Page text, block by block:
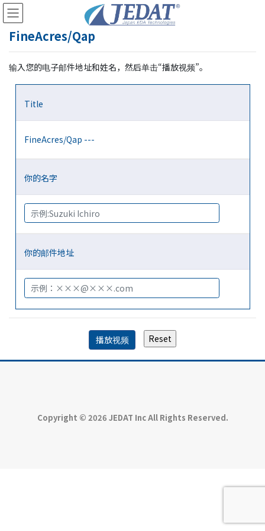
Skip
to
the
content
Skip
to
the
Navigation
FineAcres/Qap
输入您的电子邮件地址和姓名，然后单击“播放视频”。
Title
FineAcres/Qap ---
你的名字
你的邮件地址
Copyright © 2026 JEDAT Inc All Rights Reserved.